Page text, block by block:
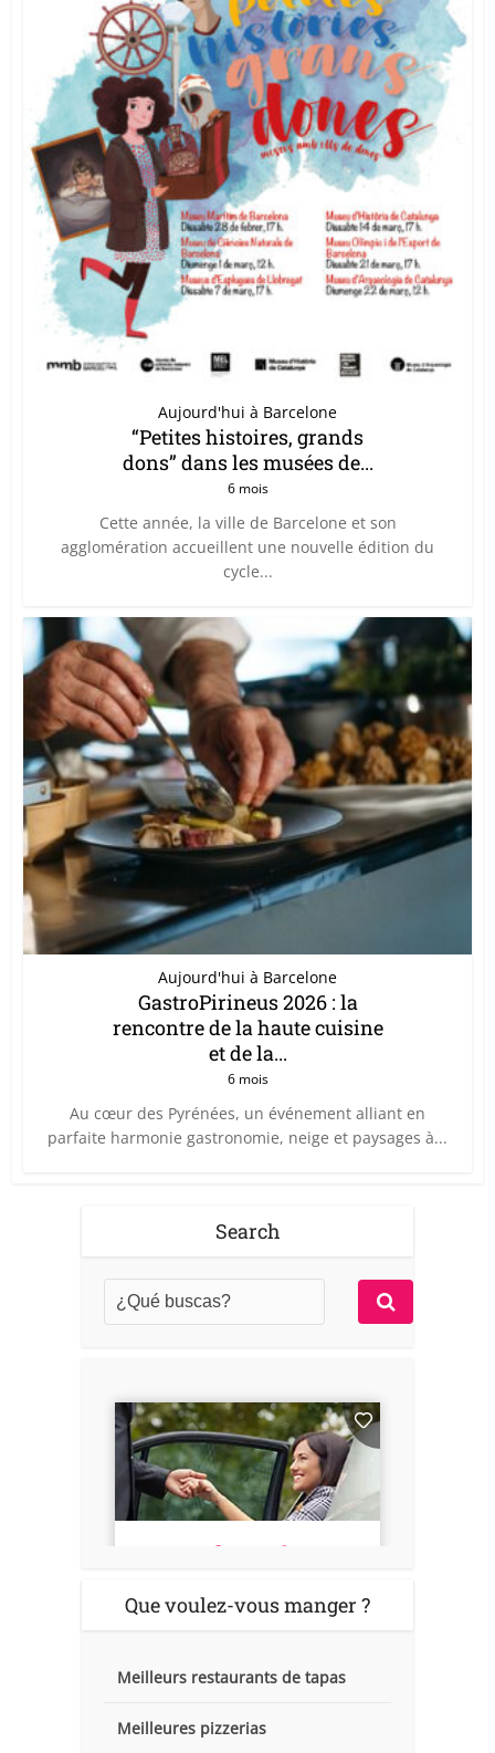
Aujourd'hui à Barcelone
“Petites histoires, grands
dons” dans les musées de...
6 mois
Cette année, la ville de Barcelone et son
agglomération accueillent une nouvelle édition du
cycle...
Aujourd'hui à Barcelone
GastroPirineus 2026 : la
rencontre de la haute cuisine
et de la...
6 mois
Au cœur des Pyrénées, un événement alliant en
parfaite harmonie gastronomie, neige et paysages à...
Search
Que voulez-vous manger ?
Meilleurs restaurants de tapas
Meilleures pizzerias